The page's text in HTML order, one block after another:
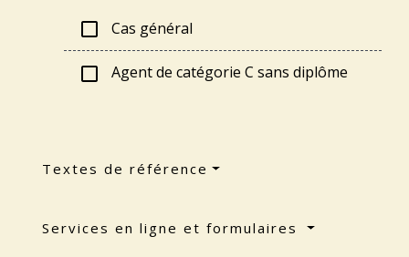
check_box_outline_blank Cas général
check_box_outline_blank Agent de catégorie C sans diplôme
Textes de référence
Services en ligne et formulaires